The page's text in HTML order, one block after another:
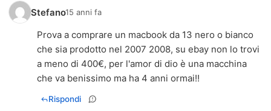
Stefano15 anni fa
Prova a comprare un macbook da 13 nero o bianco
che sia prodotto nel 2007 2008, su ebay non lo trovi
a meno di 400€, per l'amor di dio è una macchina
che va benissimo ma ha 4 anni ormai!!
Rispondi